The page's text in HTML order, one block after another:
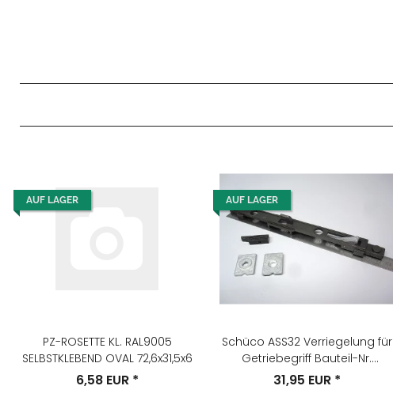
AUF LAGER
PZ-ROSETTE KL. RAL9005
SELBSTKLEBEND OVAL 72,6x31,5x6
6,58 EUR *
AUF LAGER
Schüco ASS32 Verriegelung für
Getriebegriff Bauteil-Nr.
227546.01
31,95 EUR *